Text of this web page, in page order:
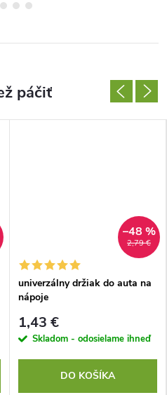
2,79 €
–48 %
univerzálny držiak do auta na
nápoje
1,43 €
Skladom - odosielame ihneď
DO KOŠÍKA